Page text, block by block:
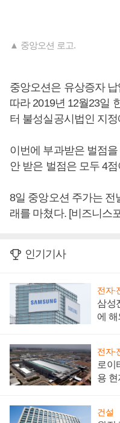
▲ 중앙오션 로고.
중앙오션은 유상증자
따라 2019년 12월23일
터 불성실공시법인 지
이번에 부과받은 벌점
안 받은 벌점은 모두 4
8일 중앙오션 주가는 전
래를 마쳤다. [비즈니스
인기기사
전자·
삼성
에 해
전자·
로이
용 현
건설